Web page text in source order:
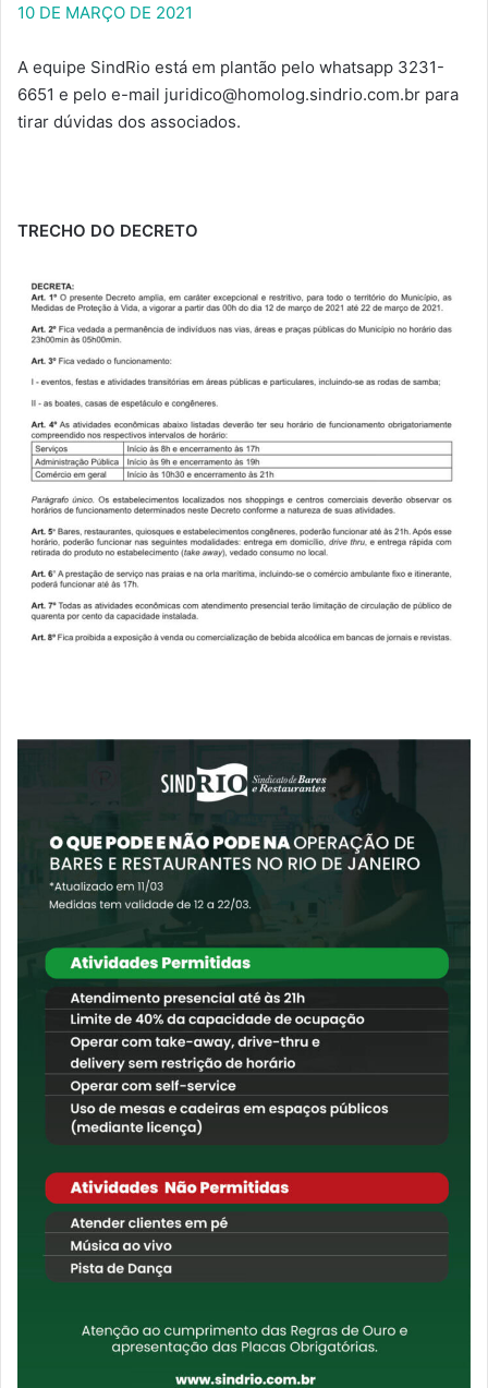
10 DE MARÇO DE 2021
A equipe SindRio está em plantão pelo whatsapp 3231-
6651 e pelo e-mail juridico@homolog.sindrio.com.br para
tirar dúvidas dos associados.
TRECHO DO DECRETO